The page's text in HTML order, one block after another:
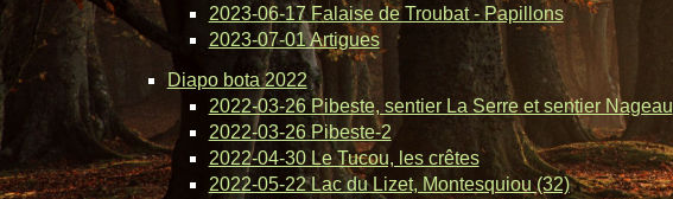
2023-06-17 Falaise de Troubat - Papillons
2023-07-01 Artigues
Diapo bota 2022
2022-03-26 Pibeste, sentier La Serre et sentier Nageau
2022-03-26 Pibeste-2
2022-04-30 Le Tucou, les crêtes
2022-05-22 Lac du Lizet, Montesquiou (32)